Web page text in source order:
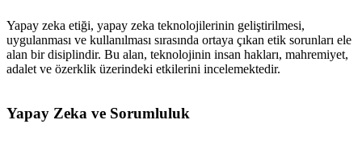
Yapay zeka etiği, yapay zeka teknolojilerinin geliştirilmesi,
uygulanması ve kullanılması sırasında ortaya çıkan etik sorunları ele
alan bir disiplindir. Bu alan, teknolojinin insan hakları, mahremiyet,
adalet ve özerklik üzerindeki etkilerini incelemektedir.
Yapay Zeka ve Sorumluluk